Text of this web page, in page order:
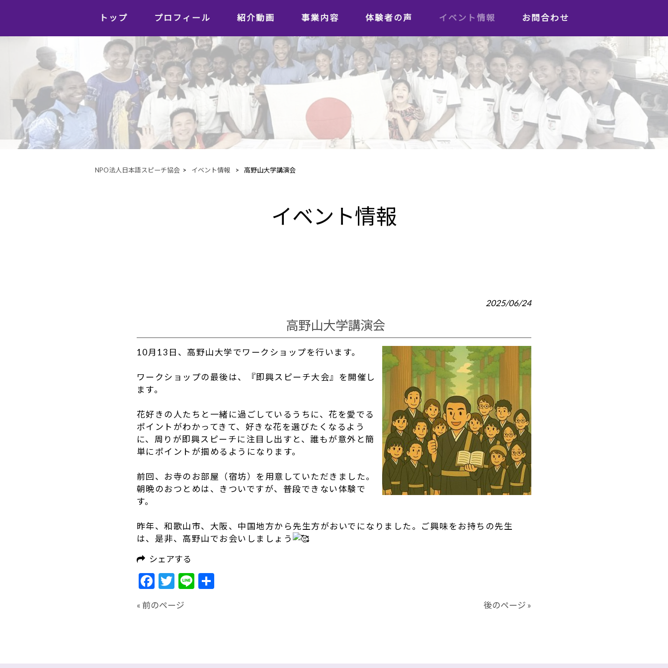
トップ プロフィール 紹介動画 事業内容
体験者の声
学習者の声
日本語教師の声
イベント情報 お問合わせ
NPO法人日本語スピーチ協会 > イベント情報 > 高野山大学講演会
イベント情報
2025/06/24
高野山大学講演会
10月13日、高野山大学でワークショップを行います。
ワークショップの最後は、『即興スピーチ大会』を開催し
ます。
花好きの人たちと一緒に過ごしているうちに、花を愛でる
ポイントがわかってきて、好きな花を選びたくなるよう
に、周りが即興スピーチに注目し出すと、誰もが意外と簡
単にポイントが掴めるようになります。
前回、お寺のお部屋（宿坊）を用意していただきました。
朝晩のおつとめは、きついですが、普段できない体験で
す。
昨年、和歌山市、大阪、中国地方から先生方がおいでになりました。ご興味をお持ちの先生
は、是非、高野山でお会いしましょう
シェアする
Facebook
Twitter
Line共
« 前のページ 後のページ »